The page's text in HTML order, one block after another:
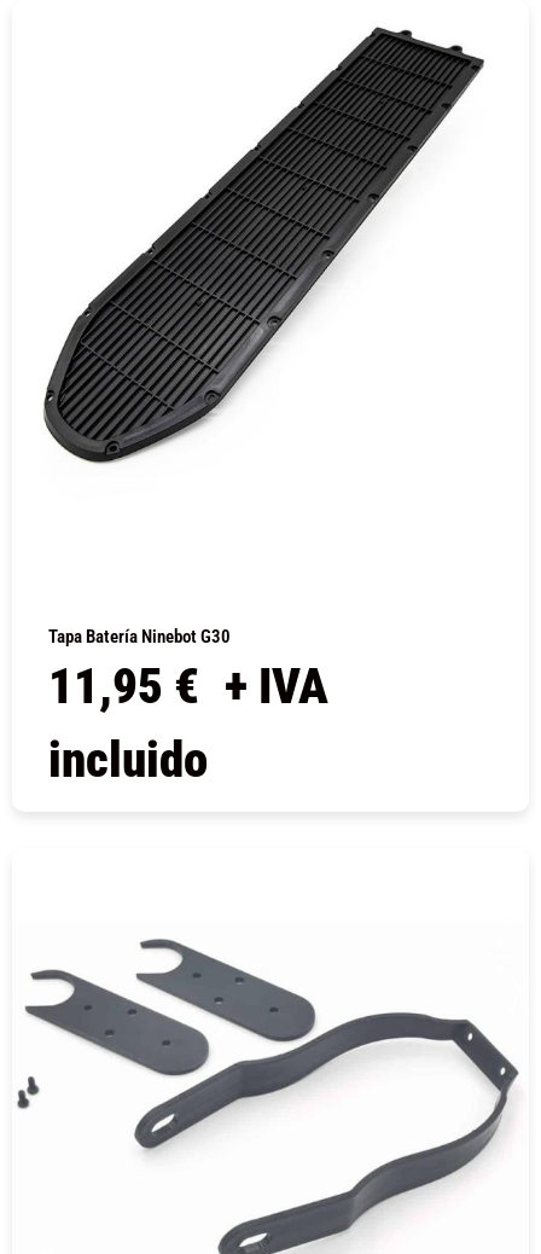
Tapa Batería Ninebot G30
11,95 € + IVA
incluido